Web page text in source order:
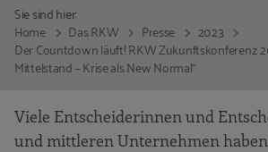
Sie sind hier:
Home
Das RKW Presse
2023
Der Countdown läuft! RKW Zukunftskonferenz
Mittelstand – Krise als New Normal“
Viele Entscheiderinnen und
und mittleren Unternehmen haben